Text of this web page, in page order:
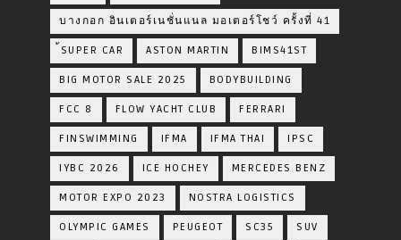
บางกอก อินเตอร์เนชั่นแนล มอเตอร์โชว์ ครั้งที่ 41
้SUPER CAR ASTON MARTIN BIMS41ST
BIG MOTOR SALE 2025 BODYBUILDING
FCC 8 FLOW YACHT CLUB FERRARI
FINSWIMMING IFMA IFMA THAI IPSC
IYBC 2026 ICE HOCHEY MERCEDES BENZ
MOTOR EXPO 2023 NOSTRA LOGISTICS
OLYMPIC GAMES PEUGEOT SC35 SUV